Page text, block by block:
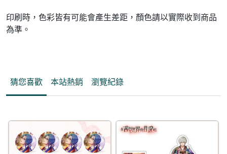
印刷時，色彩皆有可能會產生差距，顏色請以實際收到商品
為準。
猜您喜歡 本站熱銷 瀏覽紀錄